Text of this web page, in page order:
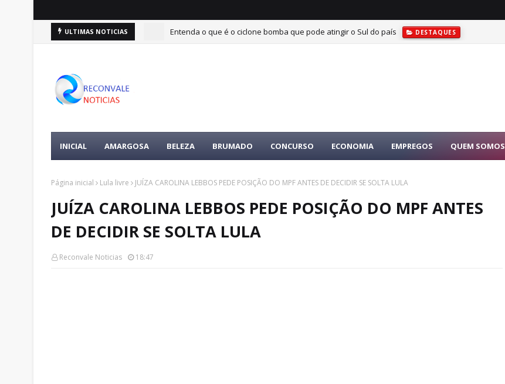
ULTIMAS NOTICIAS Entenda o que é o ciclone bomba que pode atingir o Sul do país DESTAQUES
INICIAL AMARGOSA BELEZA BRUMADO CONCURSO ECONOMIA EMPREGOS QUEM SOMOS
Página inicial Lula livre JUÍZA CAROLINA LEBBOS PEDE POSIÇÃO DO MPF ANTES DE DECIDIR SE SOLTA LULA
JUÍZA CAROLINA LEBBOS PEDE POSIÇÃO DO MPF ANTES
DE DECIDIR SE SOLTA LULA
Reconvale Noticias 18:47